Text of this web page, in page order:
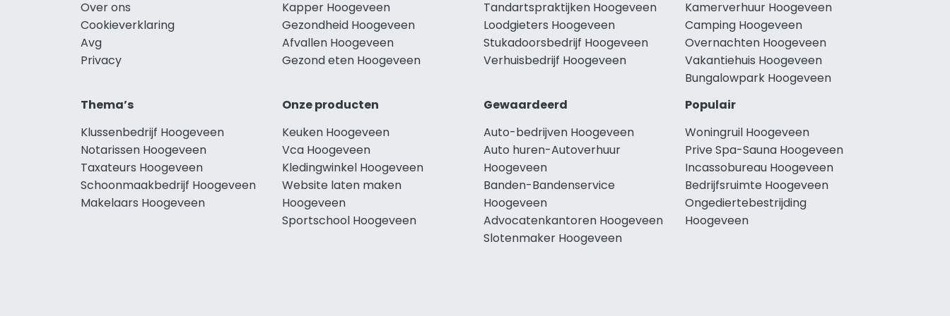
Over ons
Cookieverklaring
Avg
Privacy
Kapper Hoogeveen
Gezondheid Hoogeveen
Afvallen Hoogeveen
Gezond eten Hoogeveen
Tandartspraktijken Hoogeveen
Loodgieters Hoogeveen
Stukadoorsbedrijf Hoogeveen
Verhuisbedrijf Hoogeveen
Kamerverhuur Hoogeveen
Camping Hoogeveen
Overnachten Hoogeveen
Vakantiehuis Hoogeveen
Bungalowpark Hoogeveen
Thema’s
Klussenbedrijf Hoogeveen
Notarissen Hoogeveen
Taxateurs Hoogeveen
Schoonmaakbedrijf Hoogeveen
Makelaars Hoogeveen
Onze producten
Keuken Hoogeveen
Vca Hoogeveen
Kledingwinkel Hoogeveen
Website laten maken
Hoogeveen
Sportschool Hoogeveen
Gewaardeerd
Auto-bedrijven Hoogeveen
Auto huren-Autoverhuur
Hoogeveen
Banden-Bandenservice
Hoogeveen
Advocatenkantoren Hoogeveen
Slotenmaker Hoogeveen
Populair
Woningruil Hoogeveen
Prive Spa-Sauna Hoogeveen
Incassobureau Hoogeveen
Bedrijfsruimte Hoogeveen
Ongediertebestrijding
Hoogeveen